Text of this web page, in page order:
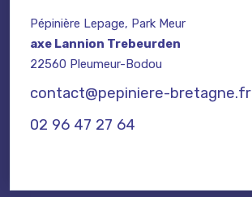
Pépinière Lepage, Park Meur
axe Lannion Trebeurden
22560 Pleumeur-Bodou
contact@pepiniere-bretagne.fr
02 96 47 27 64